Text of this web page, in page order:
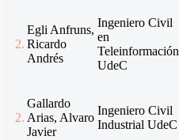
2.
Egli Anfruns,
Ricardo
Andrés
Ingeniero Civil
en
Teleinformación
UdeC
2.
Gallardo
Arias, Alvaro
Javier
Ingeniero Civil
Industrial UdeC